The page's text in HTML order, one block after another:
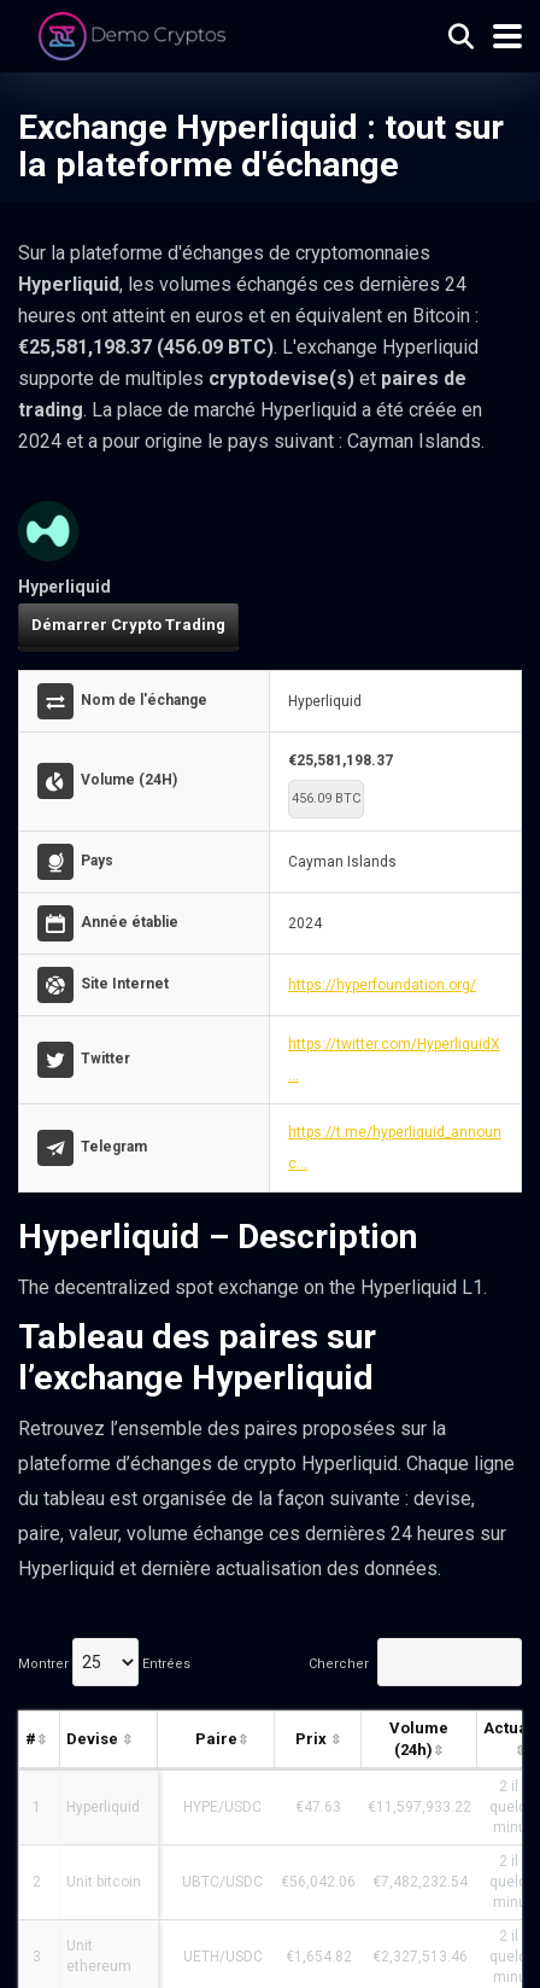
Exchange Hyperliquid : tout sur
la plateforme d'échange
Sur la plateforme d'échanges de cryptomonnaies
Hyperliquid, les volumes échangés ces dernières 24
heures ont atteint en euros et en équivalent en Bitcoin :
€25,581,198.37 (456.09 BTC). L'exchange Hyperliquid
supporte de multiples cryptodevise(s) et paires de
trading. La place de marché Hyperliquid a été créée en
2024 et a pour origine le pays suivant : Cayman Islands.
Hyperliquid
Démarrer Crypto Trading
Nom de l'échange Hyperliquid
Volume (24H)
€25,581,198.37
456.09 BTC
Pays Cayman Islands
Année établie 2024
Site Internet https://hyperfoundation.org/
Twitter
https://twitter.com/HyperliquidX
...
Telegram
https://t.me/hyperliquid_announ
c...
Hyperliquid – Description
The decentralized spot exchange on the Hyperliquid L1.
Tableau des paires sur
l’exchange Hyperliquid
Retrouvez l’ensemble des paires proposées sur la
plateforme d’échanges de crypto Hyperliquid. Chaque ligne
du tableau est organisée de la façon suivante : devise,
paire, valeur, volume échange ces dernières 24 heures sur
Hyperliquid et dernière actualisation des données.
Montrer Entrées Chercher
# Devise Paire Prix
Volume
(24h)
1 Hyperliquid HYPE/USDC €47.63 €11,597,933.22
2 il y a
2 Unit bitcoin UBTC/USDC €56,042.06 €7,482,232.54
2 il y a
3
Unit
ethereum
UETH/USDC €1,654.82 €2,327,513.46
2 il y a